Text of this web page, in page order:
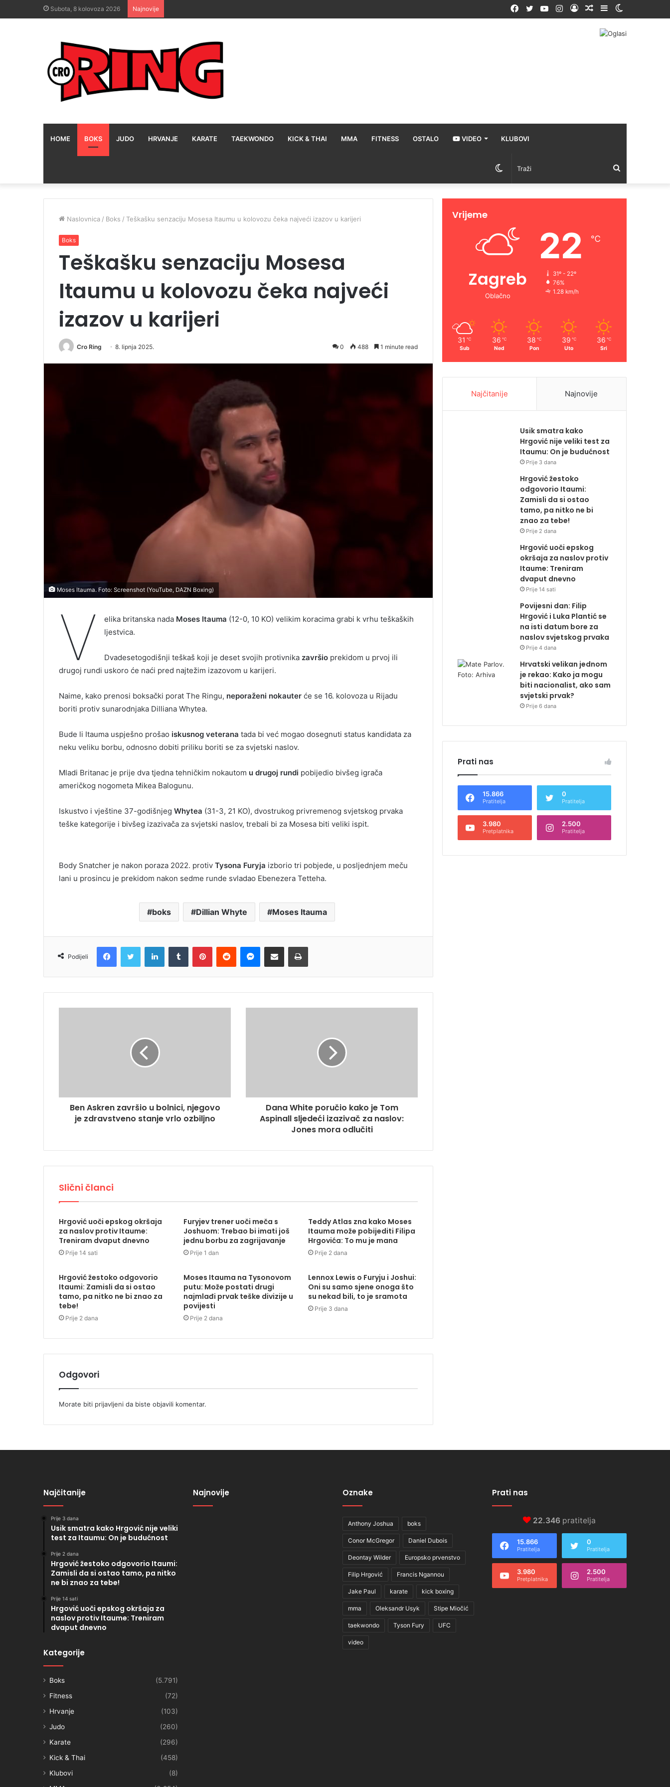
Subota, 8 kolovoza 2026 Najnovije Sidebar
Random
Prijava
Instagram
YouTube
Twitter
Facebook
HOME BOKS JUDO HRVANJE KARATE TAEKWONDO KICK & THAI MMA FITNESS OSTALO VIDEO KLUBOVI
Traži
Switch
skin
Naslovnica / Boks / Teškašku senzaciju Mosesa Itaumu u kolovozu čeka najveći izazov u karijeri
Boks
Teškašku senzaciju Mosesa
Itaumu u kolovozu čeka najveći
izazov u karijeri
Cro Ring 8. lipnja 2025. 0 488 1 minute read
Moses Itauma. Foto: Screenshot (YouTube, DAZN Boxing)
V elika britanska nada Moses Itauma (12-0, 10 KO) velikim koracima grabi k vrhu teškaških
ljestvica.
Dvadesetogodišnji teškaš koji je deset svojih protivnika završioprekidom u prvoj ili
drugoj rundi uskoro će naći pred najtežim izazovom u karijeri.
Naime, kako prenosi boksački porat The Ringu, neporaženi nokauter će se 16. kolovoza u Rijadu
boriti protiv sunarodnjaka Dilliana Whytea.
Bude li Itauma uspješno prošao iskusnog veterana tada bi već mogao dosegnuti status kandidata za
neku veliku borbu, odnosno dobiti priliku boriti se za svjetski naslov.
Mladi Britanac je prije dva tjedna tehničkim nokautom u drugoj rundi pobijedio bivšeg igrača
američkog nogometa Mikea Balogunu.
Iskustvo i vještine 37-godišnjeg Whytea (31-3, 21 KO), dvostrukog privremenog svjetskog prvaka
teške kategorije i bivšeg izazivača za svjetski naslov, trebali bi za Mosesa biti veliki ispit.
Body Snatcher je nakon poraza 2022. protiv Tysona Furyja izborio tri pobjede, u posljednjem meču
lani u prosincu je prekidom nakon sedme runde svladao Ebenezera Tetteha.
boks Dillian Whyte Moses Itauma
Podijeli
FacebookTwitter LinkedInTumblr PinterestReddit MessengerPodijeli e-mailom Ispis
Ben Askren završio u bolnici, njegovo
je zdravstveno stanje vrlo ozbiljno
Dana White poručio kako je Tom
Aspinall sljedeći izazivač za naslov:
Jones mora odlučiti
Slični članci
Hrgović uoči epskog okršaja
za naslov protiv Itaume:
Treniram dvaput dnevno
Prije 14 sati
Furyjev trener uoči meča s
Joshuom: Trebao bi imati još
jednu borbu za zagrijavanje
Prije 1 dan
Teddy Atlas zna kako Moses
Itauma može pobijediti Filipa
Hrgovića: To mu je mana
Prije 2 dana
Hrgović žestoko odgovorio
Itaumi: Zamisli da si ostao
tamo, pa nitko ne bi znao za
tebe!
Prije 2 dana
Moses Itauma na Tysonovom
putu: Može postati drugi
najmlađi prvak teške divizije u
povijesti
Prije 2 dana
Lennox Lewis o Furyju i Joshui:
Oni su samo sjene onoga što
su nekad bili, to je sramota
Prije 3 dana
Odgovori
Morate biti prijavljeni da biste objavili komentar.
Vrijeme
Zagreb
Oblačno
22 ℃
31º - 22º
76%
1.28 km/h
31 ℃
Sub
36 ℃
Ned
38 ℃
Pon
39 ℃
Uto
36 ℃
Sri
Najčitanije Najnovije
Usik smatra kako
Hrgović nije veliki test za
Itaumu: On je budućnost
Prije 3 dana
Hrgović žestoko
odgovorio Itaumi:
Zamisli da si ostao
tamo, pa nitko ne bi
znao za tebe!
Prije 2 dana
Hrgović uoči epskog
okršaja za naslov protiv
Itaume: Treniram
dvaput dnevno
Prije 14 sati
Povijesni dan: Filip
Hrgović i Luka Plantić se
na isti datum bore za
naslov svjetskog prvaka
Prije 4 dana
Hrvatski velikan jednom
je rekao: Kako ja mogu
biti nacionalist, ako sam
svjetski prvak?
Prije 6 dana
Prati nas
15.866
Pratitelja
0
Pratitelja
3.980
Pretplatnika
2.500
Pratitelja
Najčitanije
Prije 3 dana
Usik smatra kako Hrgović nije veliki
test za Itaumu: On je budućnost
Prije 2 dana
Hrgović žestoko odgovorio Itaumi:
Zamisli da si ostao tamo, pa nitko
ne bi znao za tebe!
Prije 14 sati
Hrgović uoči epskog okršaja za
naslov protiv Itaume: Treniram
dvaput dnevno
Kategorije
Boks
(5.791)
Fitness
(72)
Hrvanje
(103)
Judo
(260)
Karate
(296)
Kick & Thai
(458)
Klubovi
(8)
Najnovije Oznake
Anthony Joshua boks
Conor McGregor Daniel Dubois
Deontay Wilder Europsko prvenstvo
Filip Hrgović Francis Ngannou
Jake Paul karate kick boxing
mma Oleksandr Usyk Stipe Miočić
taekwondo Tyson Fury UFC
video
Prati nas
22.346 pratitelja
15.866
Pratitelja
0
Pratitelja
3.980
Pretplatnika
2.500
Pratitelja